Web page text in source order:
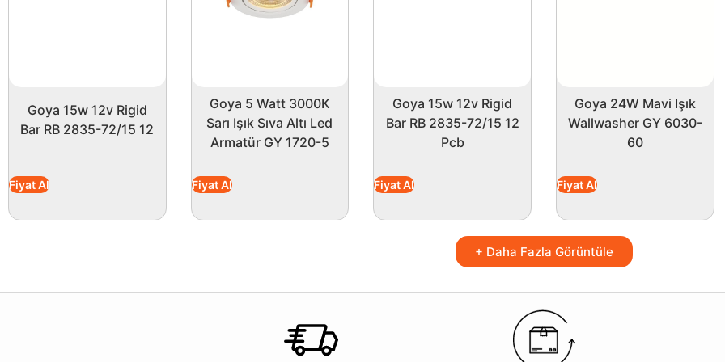
Goya 15w 12v Rigid
Bar RB 2835-72/15 12
Fiyat Al
Goya 5 Watt 3000K
Sarı Işık Sıva Altı Led
Armatür GY 1720-5
Fiyat Al
Goya 15w 12v Rigid
Bar RB 2835-72/15 12
Pcb
Fiyat Al
Goya 24W Mavi Işık
Wallwasher GY 6030-
60
Fiyat Al
+ Daha Fazla Görüntüle